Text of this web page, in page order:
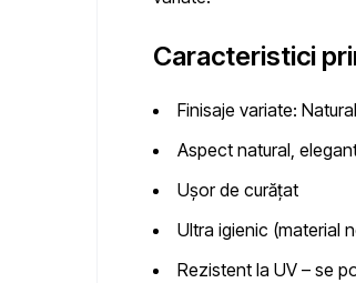
Caracteristici
Finisaje variate:
Aspect natural,
Ușor de curățat
Ultra igienic (material
Rezistent la UV – se